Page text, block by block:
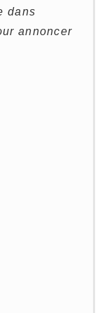
dans
annoncer